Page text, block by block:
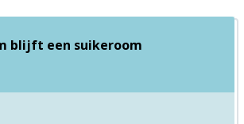
blijft een suikeroom